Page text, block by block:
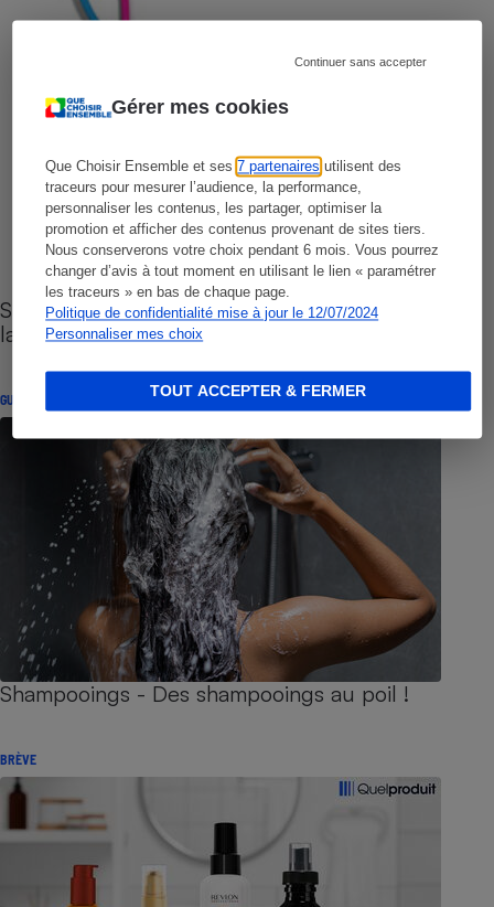
Gérer mes cookies
Que Choisir Ensemble et ses7 partenaires utilisent des
traceurs pour mesurer l’audience, la performance,
personnaliser les contenus, les partager, optimiser la
promotion et afficher des contenus provenant de sites tiers.
Nous conserverons votre choix pendant 6 mois. Vous pourrez
changer d’avis à tout moment en utilisant le lien « paramétrer
les traceurs » en bas de chaque page.
Politique de confidentialité mise à jour le 12/07/2024
Personnaliser mes choix
Continuer sans accepter
TOUT ACCEPTER & FERMER
Sites de rencontres - Nos conseils pour vous
lancer
GUIDE D'ACHAT
Shampooings - Des shampooings au poil !
BRÈVE